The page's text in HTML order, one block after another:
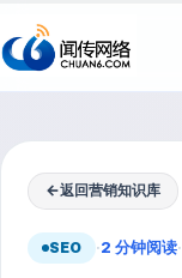
←返回营销知识库
SEO ·2 分钟阅读·